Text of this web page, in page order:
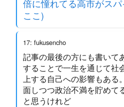
倍に憧れてる高市がス
ここ)
17: fukusencho
記事の最後の方にも書いて
することで一生を通じて社
上する自己への影響もある
面しつつ政治不満を貯めて
と思うけれど